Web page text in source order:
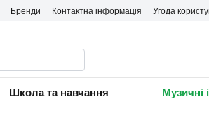
Бренди Контактна інформація Угода
Школа та навчання Музичні